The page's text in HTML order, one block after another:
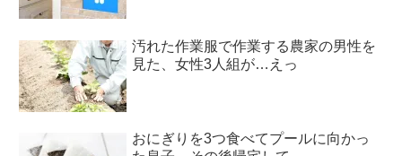
汚れた作業服で作業する農家の男性を
見た、女性3人組が…えっ
おにぎりを3つ食べてプールに向かっ